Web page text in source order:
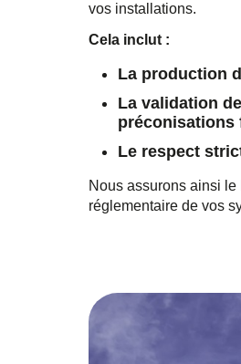
vos installations.
Cela inclut :
La production
La validation
préconisations
Le respect
Nous assurons ainsi
réglementaire de vos